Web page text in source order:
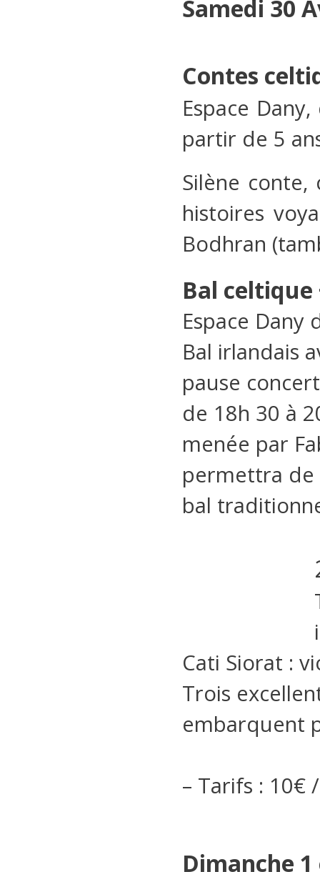
Samedi 30
Contes
Espace
partir de 5
Silène
histoires
Bodhran
Bal celtique
Espace Dany
Bal irlandais
pause
de 18h 30 à
menée par
permettra de
bal
Cati Siorat :
Trois
embarquent
– Tarifs : 10€
Dimanche